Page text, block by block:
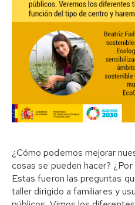
¿Cómo podemos mejorar
cosas se pueden hacer?
Estas fueron las preguntas
taller dirigido a familiares y